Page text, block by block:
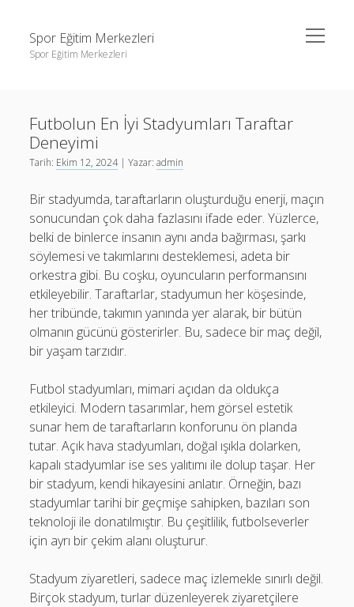
Spor Eğitim Merkezleri
Spor Eğitim Merkezleri
menüyü
aç
Sayfa Listesi
Şifresiz Instagram Beğeni Arttırma
Liste
Şifresiz Instagram Beğeni Arttırma
Tiktok Yorum Yükleme Bedava
Futbolun En İyi Stadyumları Taraftar
Deneyimi
Tarih: Ekim 12, 2024| Yazar:admin
Bir stadyumda, taraftarların oluşturduğu enerji, maçın
sonucundan çok daha fazlasını ifade eder. Yüzlerce,
belki de binlerce insanın aynı anda bağırması, şarkı
söylemesi ve takımlarını desteklemesi, adeta bir
orkestra gibi. Bu coşku, oyuncuların performansını
etkileyebilir. Taraftarlar, stadyumun her köşesinde,
her tribünde, takımın yanında yer alarak, bir bütün
olmanın gücünü gösterirler. Bu, sadece bir maç değil,
bir yaşam tarzıdır.
Futbol stadyumları, mimari açıdan da oldukça
etkileyici. Modern tasarımlar, hem görsel estetik
sunar hem de taraftarların konforunu ön planda
tutar. Açık hava stadyumları, doğal ışıkla dolarken,
kapalı stadyumlar ise ses yalıtımı ile dolup taşar. Her
bir stadyum, kendi hikayesini anlatır. Örneğin, bazı
stadyumlar tarihi bir geçmişe sahipken, bazıları son
teknoloji ile donatılmıştır. Bu çeşitlilik, futbolseverler
için ayrı bir çekim alanı oluşturur.
Stadyum ziyaretleri, sadece maç izlemekle sınırlı değil.
Birçok stadyum, turlar düzenleyerek ziyaretçilere